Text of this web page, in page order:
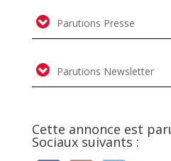
Parutions Presse
Parutions Newsletter
Cette annonce est
Sociaux suivants :